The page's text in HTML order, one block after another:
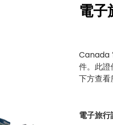
電子
Canada
件。此
下方查看
電子旅